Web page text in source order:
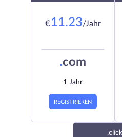
€11.23/Jahr
.com
1 Jahr
REGISTRIEREN
.click